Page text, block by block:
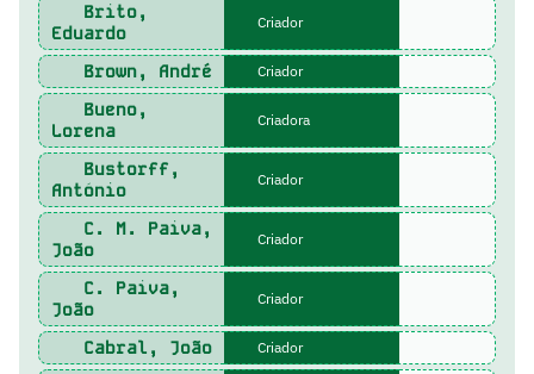
Brito,
Eduardo
Criador
Brown, André Criador
Bueno,
Lorena
Criadora
Bustorff,
António
Criador
C. M. Paiva,
João
Criador
C. Paiva,
João
Criador
Cabral, João Criador